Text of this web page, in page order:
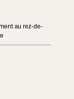
au rez-de-